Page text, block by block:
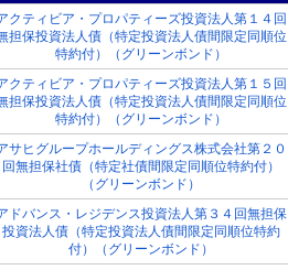
クティビア・プロパティーズ投資法人第１４回
担保投資法人債（特定投資法人債間限定同順位
特約付）（グリーンボンド）
クティビア・プロパティーズ投資法人第１５回
担保投資法人債（特定投資法人債間限定同順位
特約付）（グリーンボンド）
サヒグループホールディングス株式会社第２０
回無担保社債（特定社債間限定同順位特約付）
（グリーンボンド）
ドバンス・レジデンス投資法人第３４回無担保
投資法人債（特定投資法人債間限定同順位特約
付）（グリーンボンド）